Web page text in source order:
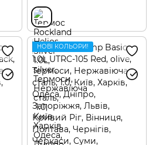
НОВІ КОЛЬОРИ!